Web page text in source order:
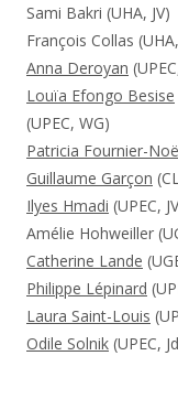
Sami Bakri (UHA, JV)
François Collas
Anna Deroyan
Louïa Efongo Besise
(UPEC, WG)
Patricia Fournier-
Guillaume Garçon
Ilyes Hmadi (UPEC,
Amélie Hohweiller
Catherine Lande
Philippe Lépinard
Laura Saint-Louis
Odile Solnik (UPEC,